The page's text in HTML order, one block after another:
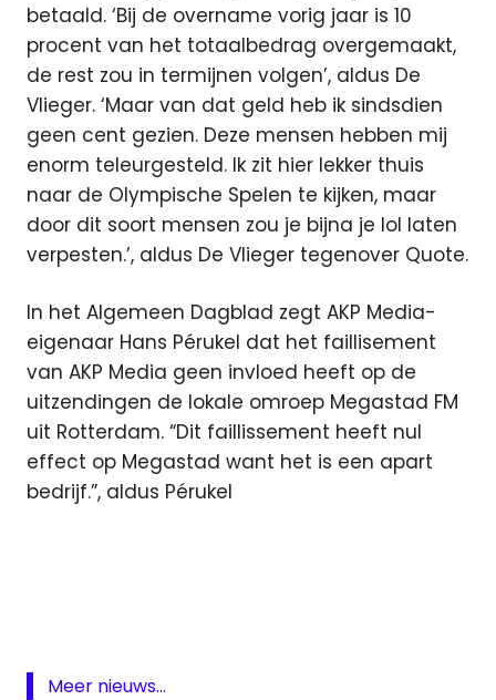
betaald. ‘Bij de overname vorig jaar is 10
procent van het totaalbedrag overgemaakt,
de rest zou in termijnen volgen’, aldus De
Vlieger. ‘Maar van dat geld heb ik sindsdien
geen cent gezien. Deze mensen hebben mij
enorm teleurgesteld. Ik zit hier lekker thuis
naar de Olympische Spelen te kijken, maar
door dit soort mensen zou je bijna je lol laten
verpesten.’, aldus De Vlieger tegenover Quote.
In het Algemeen Dagblad zegt AKP Media-
eigenaar Hans Pérukel dat het faillisement
van AKP Media geen invloed heeft op de
uitzendingen de lokale omroep Megastad FM
uit Rotterdam. “Dit faillissement heeft nul
effect op Megastad want het is een apart
bedrijf.”, aldus Pérukel
Meer nieuws...